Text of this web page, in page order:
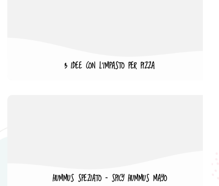
3 IDEE CON L’IMPASTO PER PIZZA
HUMMUS SPEZIATO – SPICY HUMMUS MAYO